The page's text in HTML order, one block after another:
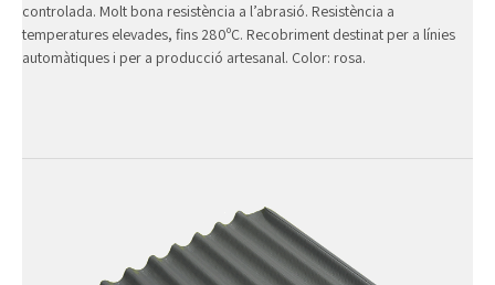
controlada. Molt bona resistència a l’abrasió. Resistència a
temperatures elevades, fins 280ºC. Recobriment destinat per a línies
automàtiques i per a producció artesanal. Color: rosa.